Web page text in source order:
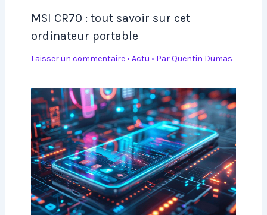
MSI CR70 : tout savoir sur cet
ordinateur portable
Laisser un commentaire • Actu • ParQuentin Dumas